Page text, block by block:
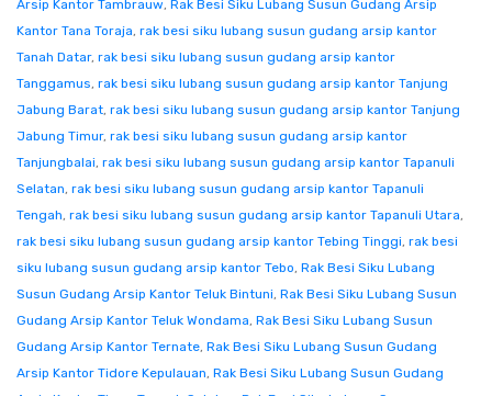
Arsip Kantor Tambrauw, Rak Besi Siku Lubang Susun Gudang Arsip
Kantor Tana Toraja, rak besi siku lubang susun gudang arsip kantor
Tanah Datar, rak besi siku lubang susun gudang arsip kantor
Tanggamus, rak besi siku lubang susun gudang arsip kantor Tanjung
Jabung Barat, rak besi siku lubang susun gudang arsip kantor Tanjung
Jabung Timur, rak besi siku lubang susun gudang arsip kantor
Tanjungbalai, rak besi siku lubang susun gudang arsip kantor Tapanuli
Selatan, rak besi siku lubang susun gudang arsip kantor Tapanuli
Tengah, rak besi siku lubang susun gudang arsip kantor Tapanuli Utara,
rak besi siku lubang susun gudang arsip kantor Tebing Tinggi, rak besi
siku lubang susun gudang arsip kantor Tebo, Rak Besi Siku Lubang
Susun Gudang Arsip Kantor Teluk Bintuni, Rak Besi Siku Lubang Susun
Gudang Arsip Kantor Teluk Wondama, Rak Besi Siku Lubang Susun
Gudang Arsip Kantor Ternate, Rak Besi Siku Lubang Susun Gudang
Arsip Kantor Tidore Kepulauan, Rak Besi Siku Lubang Susun Gudang